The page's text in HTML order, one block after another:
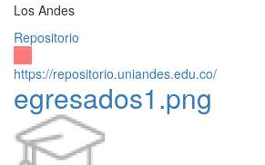
Los Andes
Repositorio
https://repositorio.uniandes.edu.co/
egresados1.png